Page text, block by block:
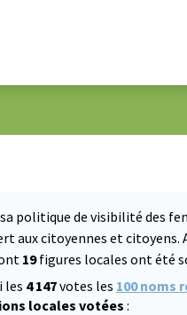
politique de visibilité des
aux citoyennes et
19figures locales ont été
les 4 147votes les 100 noms
locales votées :